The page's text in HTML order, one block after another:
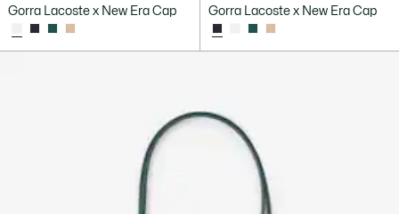
Gorra Lacoste x New Era Cap Gorra Lacoste x New Era Cap